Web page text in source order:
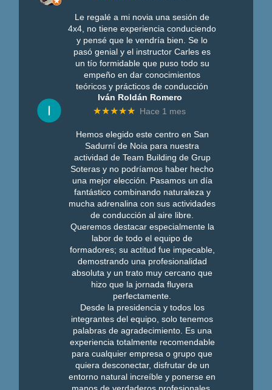
Le regalé a mi novia una sesión de
4x4, no tiene experiencia conduciendo
y pensé que le vendría bien. Se lo
pasó genial y el instructor Carles es
un tío formidable que puso todo su
empeño en dar conocimientos
teóricos y prácticos de conducción
Iván Roldán Romero
★★★★★ Hace 1 mes
Hemos elegido este centro en San
Sadurní de Noia para nuestra
actividad de Team Building de Grup
Soteras y no podríamos haber hecho
una mejor elección. Pasamos un día
fantástico combinando naturaleza y
mucha adrenalina con sus actividades
de conducción al aire libre.
Queremos destacar especialmente la
labor de todo el equipo de
formadores; su actitud fue impecable,
demostrando una profesionalidad
absoluta y un trato muy cercano que
hizo que la jornada fluyera
perfectamente.
Desde la presidencia y todos los
integrantes del equipo, solo tenemos
palabras de agradecimiento. Es una
experiencia totalmente recomendable
para cualquier empresa o grupo que
quiera desconectar, disfrutar de un
entorno natural increíble y ponerse en
manos de verdaderos profesionales.